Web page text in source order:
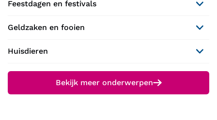
Feestdagen en festivals
Geldzaken en fooien
Huisdieren
Bekijk meer onderwerpen